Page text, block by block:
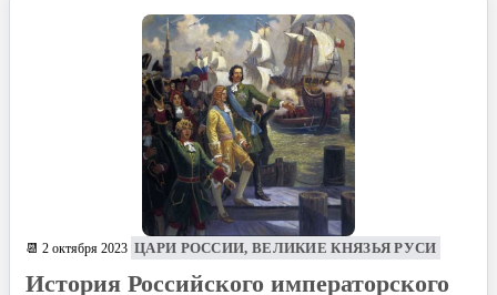
📆 2 октября 2023 ЦАРИ РОССИИ, ВЕЛИКИЕ КНЯЗЬЯ РУСИ
История Российского императорского